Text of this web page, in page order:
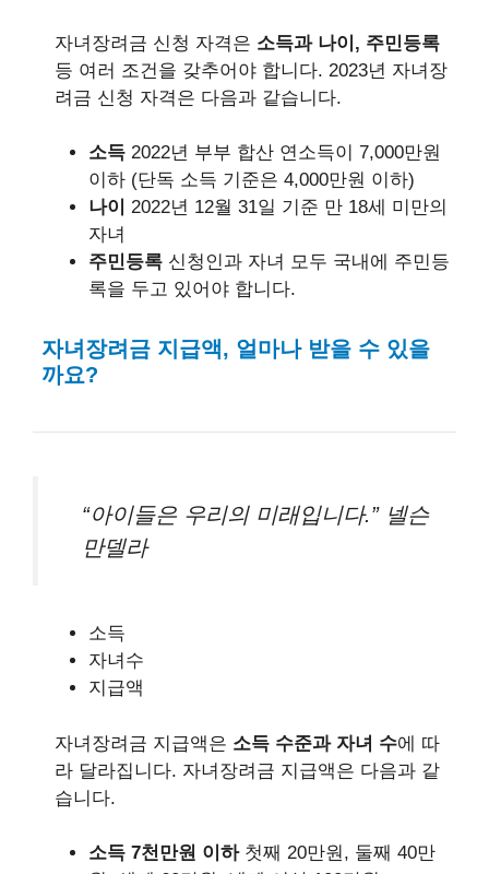
자녀장려금 신청 자격은 소득과 나이, 주민등록
등 여러 조건을 갖추어야 합니다. 2023년 자녀장
려금 신청 자격은 다음과 같습니다.
소득 2022년 부부 합산 연소득이 7,000만원
이하 (단독 소득 기준은 4,000만원 이하)
나이 2022년 12월 31일 기준 만 18세 미만의
자녀
주민등록 신청인과 자녀 모두 국내에 주민등
록을 두고 있어야 합니다.
자녀장려금 지급액, 얼마나 받을 수 있을
까요?
“아이들은 우리의 미래입니다.” 넬슨
만델라
소득
자녀수
지급액
자녀장려금 지급액은 소득 수준과 자녀 수에 따
라 달라집니다. 자녀장려금 지급액은 다음과 같
습니다.
소득 7천만원 이하첫째 20만원, 둘째 40만